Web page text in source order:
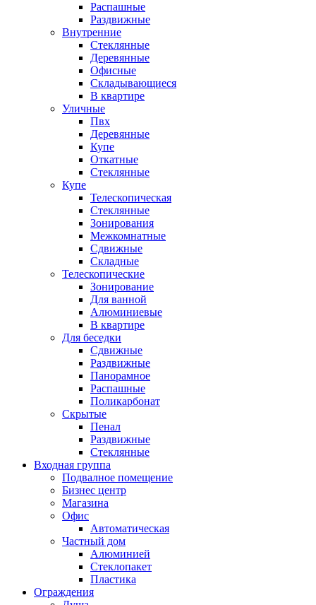
Распашные
Раздвижные
Внутренние
Стеклянные
Деревянные
Офисные
Складывающиеся
В квартире
Уличные
Пвх
Деревянные
Купе
Откатные
Стеклянные
Купе
Телескопическая
Стеклянные
Зонирования
Межкомнатные
Сдвижные
Складные
Телескопические
Зонирование
Для ванной
Алюминиевые
В квартире
Для беседки
Сдвижные
Раздвижные
Панорамное
Распашные
Поликарбонат
Скрытые
Пенал
Раздвижные
Стеклянные
Входная группа
Подвалное помещение
Бизнес центр
Магазина
Офис
Автоматическая
Частный дом
Алюминией
Стеклопакет
Пластика
Ограждения